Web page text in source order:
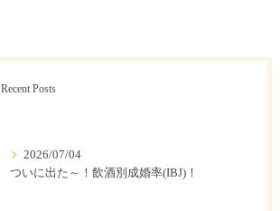
Recent Posts
2026/07/04
ついに出た～！飲酒別成婚率(IBJ)！